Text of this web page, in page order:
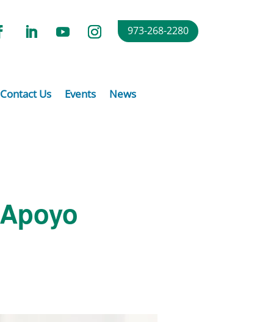
973-268-2280
Contact Us Events News